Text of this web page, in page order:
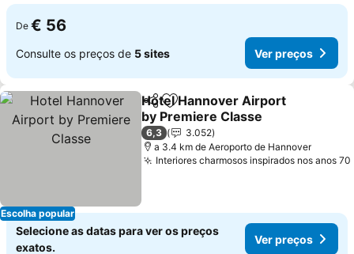
De € 56
Consulte os preços de 5 sites Ver preços
Escolha popular
PartilharAdicionar aos favoritos
Hotel Hannover Airport
by Premiere Classe
6,3
3.052
a 3.4 km de Aeroporto de Hannover
Interiores charmosos inspirados nos anos 70
Selecione as datas para ver os preços
exatos.
Ver preços